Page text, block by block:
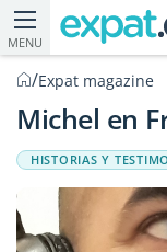
MENU
/Expat magazine
Michel en
HISTORIAS Y